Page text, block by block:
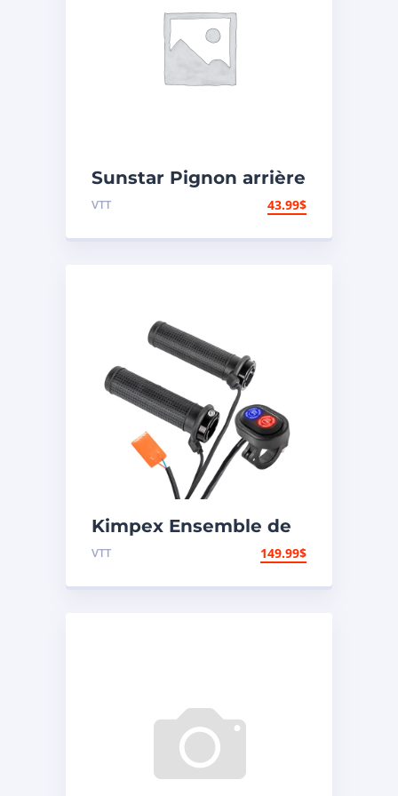
Sunstar Pignon arrière
en acier 420 – Yamaha
VTT 43.99$
Kimpex Ensemble de
poignées et pouces
chauffants Premium
000418
VTT 149.99$